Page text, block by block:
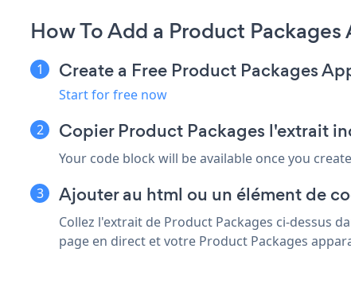
How To Add a Product
Create a Free Product Packages
Start for free now
Copier Product Packages l'extrait
Your code block will be available once you
Ajouter au html ou un élément de
Collez l'extrait de Product Packages ci-dessus
page en direct et votre Product Packages